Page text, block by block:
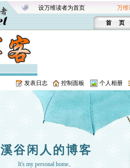
设万维读者为首页 万维
首 页
发表日志 控制面板 个人相册
溪谷闲人的博客
It's my personal home。